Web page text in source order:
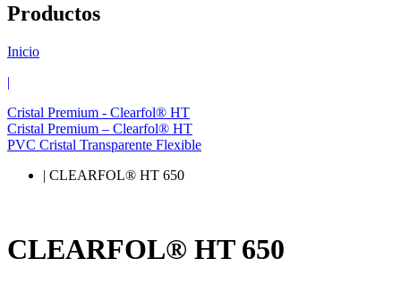
Productos
Inicio
|
Cristal Premium - Clearfol® HT
Cristal Premium – Clearfol® HT
PVC Cristal Transparente Flexible
| CLEARFOL® HT 650
CLEARFOL® HT 650